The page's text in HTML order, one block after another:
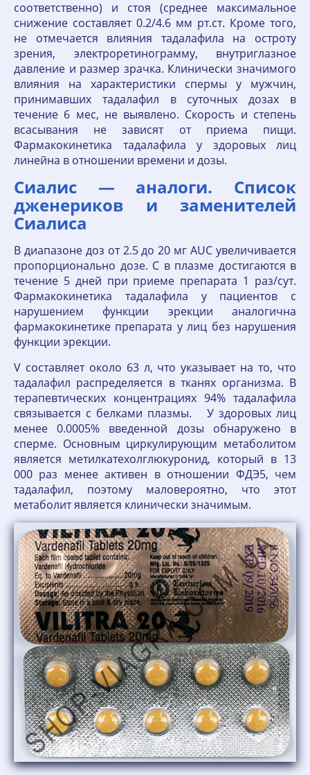
соответственно) и стоя (среднее максимальное
снижение составляет 0.2/4.6 мм рт.ст. Кроме того,
не отмечается влияния тадалафила на остроту
зрения, электроретинограмму, внутриглазное
давление и размер зрачка. Клинически значимого
влияния на характеристики спермы у мужчин,
принимавших тадалафил в суточных дозах в
течение 6 мес, не выявлено. Скорость и степень
всасывания не зависят от приема пищи.
Фармакокинетика тадалафила у здоровых лиц
линейна в отношении времени и дозы.
Сиалис — аналоги. Список
дженериков и заменителей
Сиалиса
В диапазоне доз от 2.5 до 20 мг AUC увеличивается
пропорционально дозе. C в плазме достигаются в
течение 5 дней при приеме препарата 1 раз/сут.
Фармакокинетика тадалафила у пациентов с
нарушением функции эрекции аналогична
фармакокинетике препарата у лиц без нарушения
функции эрекции.
V составляет около 63 л, что указывает на то, что
тадалафил распределяется в тканях организма. В
терапевтических концентрациях 94% тадалафила
связывается с белками плазмы. У здоровых лиц
менее 0.0005% введенной дозы обнаружено в
сперме. Основным циркулирующим метаболитом
является метилкатехолглюкуронид, который в 13
000 раз менее активен в отношении ФДЭ5, чем
тадалафил, поэтому маловероятно, что этот
метаболит является клинически значимым.